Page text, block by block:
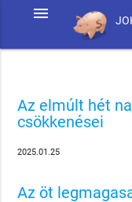
menu
Az elmúlt hét
csökkenései
2025.01.25
Az öt